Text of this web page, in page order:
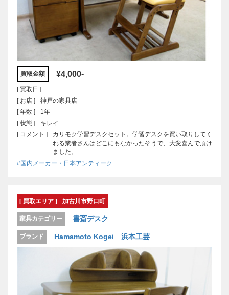
買取金額 ¥4,000-
[ 買取日 ]
[ お店 ]
神戸の家具店
[ 年数 ]
1年
[ 状態 ]
キレイ
[ コメント ]
カリモク学習デスクセット。学習デスクを買い取りしてく
れる業者さんはどこにもなかったそうで、大変喜んで頂け
ました。
#国内メーカー・日本アンティーク
[ 買取エリア ] 加古川市野口町
家具カテゴリー 書斎デスク
ブランド Hamamoto Kogei 浜本工芸